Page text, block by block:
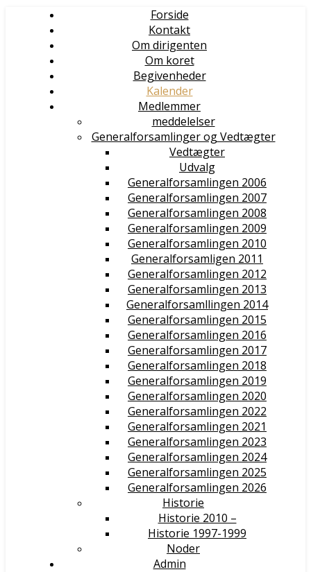
Forside
Kontakt
Om dirigenten
Om koret
Begivenheder
Kalender
Medlemmer
meddelelser
Generalforsamlinger og Vedtægter
Vedtægter
Udvalg
Generalforsamlingen 2006
Generalforsamlingen 2007
Generalforsamlingen 2008
Generalforsamlingen 2009
Generalforsamlingen 2010
Generalforsamligen 2011
Generalforsamlingen 2012
Generalforsamlingen 2013
Generalforsamllingen 2014
Generalforsamlingen 2015
Generalforsamlingen 2016
Generalforsamlingen 2017
Generalforsamlingen 2018
Generalforsamlingen 2019
Generalforsamlingen 2020
Generalforsamlingen 2022
Generalforsamlingen 2021
Generalforsamlingen 2023
Generalforsamlingen 2024
Generalforsamlingen 2025
Generalforsamlingen 2026
Historie
Historie 2010 –
Historie 1997-1999
Noder
Admin